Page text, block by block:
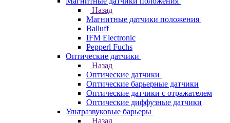
Назад
Магнитные датчики положения
Balluff
IFM Electronic
Pepperl Fuchs
Оптические датчики
Назад
Оптические датчики
Оптические барьерные датчики
Оптические датчики с отражателем
Оптические диффузные датчики
Ультразвуковые барьеры
Назад